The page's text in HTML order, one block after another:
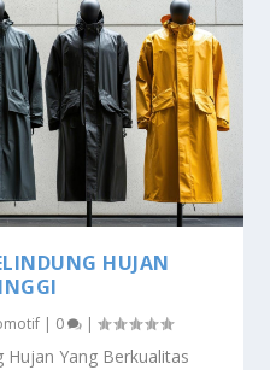
HUJAN
| 0 |
Hujan Yang Berkualitas